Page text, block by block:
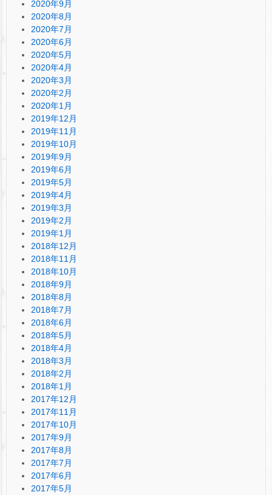
2020年9月
2020年8月
2020年7月
2020年6月
2020年5月
2020年4月
2020年3月
2020年2月
2020年1月
2019年12月
2019年11月
2019年10月
2019年9月
2019年6月
2019年5月
2019年4月
2019年3月
2019年2月
2019年1月
2018年12月
2018年11月
2018年10月
2018年9月
2018年8月
2018年7月
2018年6月
2018年5月
2018年4月
2018年3月
2018年2月
2018年1月
2017年12月
2017年11月
2017年10月
2017年9月
2017年8月
2017年7月
2017年6月
2017年5月